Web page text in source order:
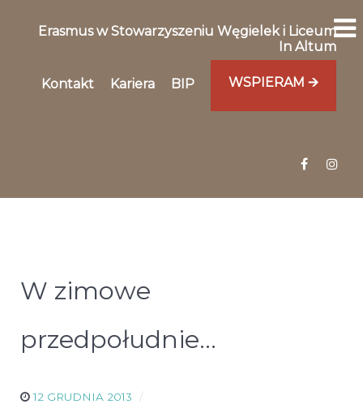
Erasmus w Stowarzyszeniu Węgielek i Liceum
In Altum
Kontakt Kariera BIP WSPIERAM 🡪
W zimowe
przedpołudnie…
12 GRUDNIA 2013